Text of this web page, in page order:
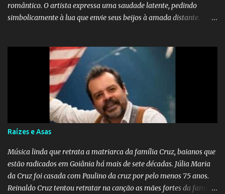
romântico. O artista expressa uma saudade latente, pedindo
simbolicamente à lua que envie seus beijos à amada distante. A
destino. Reinaldo Cruz enfatiza que seu coração nasceu para ela e
que continuará esperando enquanto houver canções para entoar. A
obra conclui como uma promessa de fidelidade e esperança no
reencontro, unindo a tradição da viola com o sentimento universal
do amor. No geral, o vídeo apresenta uma narrativa lírica sobre a
persistência do afeto através do tempo e do espaço. YouTube
YouTube YouTube
Raízes e Asas
Música linda que retrata a matriarca da família Cruz, baianos que
estão radicados em Goiânia há mais de sete décadas. Júlia Maria
da Cruz foi casada com Paulino da cruz por pelo menos 75 anos.
Reinaldo Cruz tentou retratar na canção as mães fortes da família